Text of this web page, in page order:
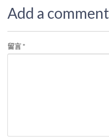
Add a comment
留言*